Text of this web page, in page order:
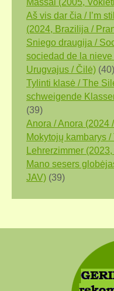
Massai (2005,
Aš vis dar čia / I’m
(2024, Brazilija /
Sniego draugija /
sociedad de la
Urugvajus / Čilė) (40)
Tylinti klasė / The
schweigende
(39)
Anora / Anora (2024
Mokytojų kambarys /
Lehrerzimmer
Mano sesers
JAV) (39)